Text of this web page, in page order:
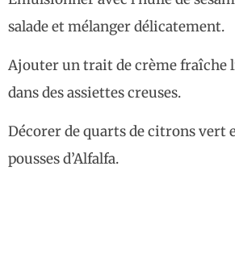
salade et mélanger délicatement.
Ajouter un trait de crème fraîche
dans des assiettes creuses.
Décorer de quarts de citrons vert
pousses d’Alfalfa.